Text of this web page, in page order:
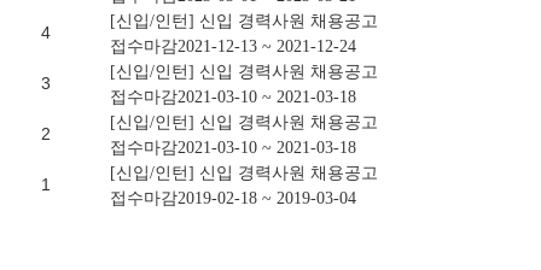
4
[신입/인턴] 신입 경력사원 채용공고
접수마감2021-12-13 ~ 2021-12-24
3
[신입/인턴] 신입 경력사원 채용공고
접수마감2021-03-10 ~ 2021-03-18
2
[신입/인턴] 신입 경력사원 채용공고
접수마감2021-03-10 ~ 2021-03-18
1
[신입/인턴] 신입 경력사원 채용공고
접수마감2019-02-18 ~ 2019-03-04